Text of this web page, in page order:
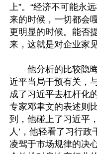
上”。“经济不可能永
来的时候，一切都会
更明显的时候。能否
来，这就是对企业家
他分析的比较隐晦
近平当局干预有关，
成了习近平去杠杆化
专家邓聿文的表述则
到，他碰上了习近平
人’，他轻看了习行
凌驾于市场规律的决